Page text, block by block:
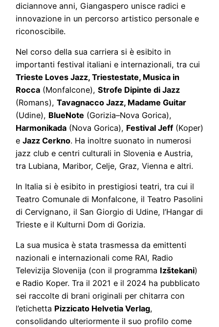
diciannove anni, Giangaspero unisce radici e
innovazione in un percorso artistico personale e
riconoscibile.
Nel corso della sua carriera si è esibito in
importanti festival italiani e internazionali, tra cui
Trieste Loves Jazz, Triestestate, Musica in
Rocca (Monfalcone), Strofe Dipinte di Jazz
(Romans), Tavagnacco Jazz, Madame Guitar
(Udine), BlueNote (Gorizia–Nova Gorica),
Harmonikada (Nova Gorica), Festival Jeff (Koper)
e Jazz Cerkno. Ha inoltre suonato in numerosi
jazz club e centri culturali in Slovenia e Austria,
tra Lubiana, Maribor, Celje, Graz, Vienna e altri.
In Italia si è esibito in prestigiosi teatri, tra cui il
Teatro Comunale di Monfalcone, il Teatro Pasolini
di Cervignano, il San Giorgio di Udine, l’Hangar di
Trieste e il Kulturni Dom di Gorizia.
La sua musica è stata trasmessa da emittenti
nazionali e internazionali come RAI, Radio
Televizija Slovenija (con il programma Izštekani)
e Radio Koper. Tra il 2021 e il 2024 ha pubblicato
sei raccolte di brani originali per chitarra con
l’etichetta Pizzicato Helvetia Verlag,
consolidando ulteriormente il suo profilo come